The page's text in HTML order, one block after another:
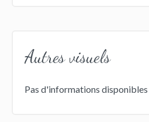
Autres visuels
Pas d'informations disponibles